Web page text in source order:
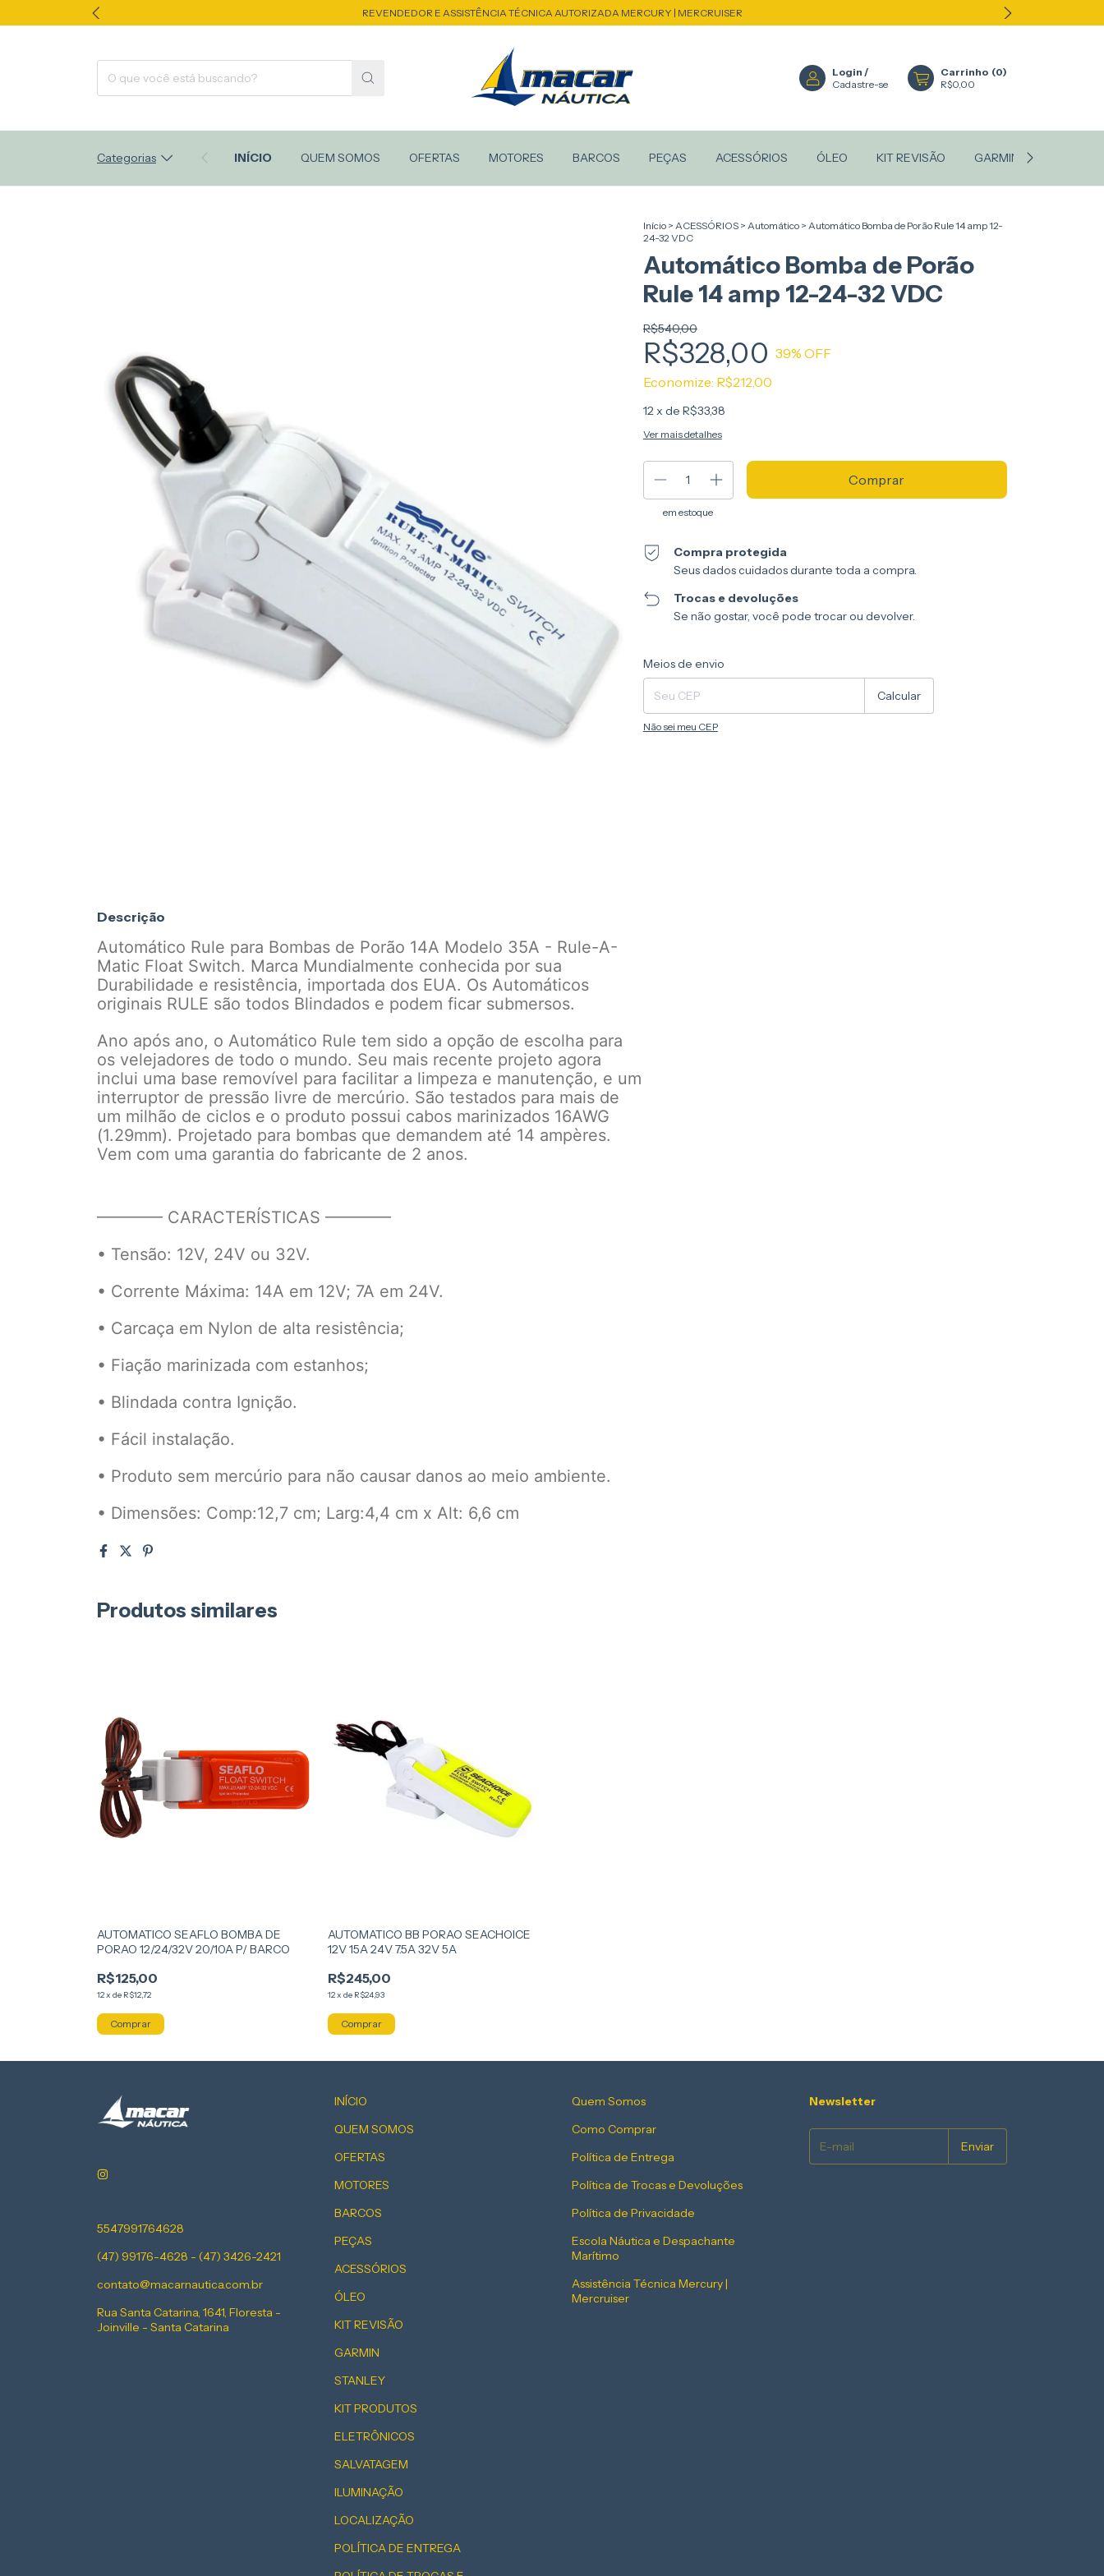
REVENDEDOR E ASSISTÊNCIA TÉCNICA AUTORIZADA MERCURY | MERCRUISER
Login /
Cadastre-se
Carrinho (0)
R$0,00
Categorias INÍCIO QUEM SOMOS OFERTAS MOTORES BARCOS PEÇAS ACESSÓRIOS ÓLEO KIT REVISÃO GARMIN
Início > ACESSÓRIOS > Automático > Automático Bomba de Porão Rule 14 amp 12-
24-32 VDC
Automático Bomba de Porão
Rule 14 amp 12-24-32 VDC
R$540,00
R$328,00 39% OFF
Economize: R$212,00
12x de R$33,38
Ver mais detalhes
em estoque
Compra protegida
Seus dados cuidados durante toda a compra.
Trocas e devoluções
Se não gostar, você pode trocar ou devolver.
Entregas para o CEP:
Meios de envio
Calcular
Não sei meu CEP
Descrição
Automático Rule para Bombas de Porão 14A Modelo 35A - Rule-A-
Matic Float Switch. Marca Mundialmente conhecida por sua
Durabilidade e resistência, importada dos EUA. Os Automáticos
originais RULE são todos Blindados e podem ficar submersos.
Ano após ano, o Automático Rule tem sido a opção de escolha para
os velejadores de todo o mundo. Seu mais recente projeto agora
inclui uma base removível para facilitar a limpeza e manutenção, e um
interruptor de pressão livre de mercúrio. São testados para mais de
um milhão de ciclos e o produto possui cabos marinizados 16AWG
(1.29mm). Projetado para bombas que demandem até 14 ampères.
Vem com uma garantia do fabricante de 2 anos.
———— CARACTERÍSTICAS ————
• Tensão: 12V, 24V ou 32V.
• Corrente Máxima: 14A em 12V; 7A em 24V.
• Carcaça em Nylon de alta resistência;
• Fiação marinizada com estanhos;
• Blindada contra Ignição.
• Fácil instalação.
• Produto sem mercúrio para não causar danos ao meio ambiente.
• Dimensões: Comp:12,7 cm; Larg:4,4 cm x Alt: 6,6 cm
Produtos similares
AUTOMATICO SEAFLO BOMBA DE
PORAO 12/24/32V 20/10A P/ BARCO
R$125,00
12x de R$12,72
AUTOMATICO BB PORAO SEACHOICE
12V 15A 24V 7.5A 32V 5A
R$245,00
12x de R$24,93
5547991764628
(47) 99176-4628 - (47) 3426-2421
contato@macarnautica.com.br
Rua Santa Catarina, 1641, Floresta -
Joinville - Santa Catarina
INÍCIO
QUEM SOMOS
OFERTAS
MOTORES
BARCOS
PEÇAS
ACESSÓRIOS
ÓLEO
KIT REVISÃO
GARMIN
STANLEY
KIT PRODUTOS
ELETRÔNICOS
SALVATAGEM
ILUMINAÇÃO
LOCALIZAÇÃO
POLÍTICA DE ENTREGA
Quem Somos
Como Comprar
Política de Entrega
Política de Trocas e Devoluções
Política de Privacidade
Escola Náutica e Despachante
Marítimo
Assistência Técnica Mercury |
Mercruiser
Newsletter